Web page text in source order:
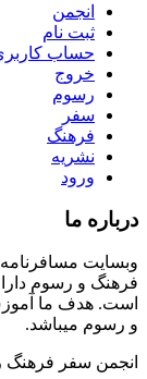
انجمن
ثبت نام
حساب
خروج
رسوم
سفر
فرهنگ
نشریه
ورود
درباره ما
وبسایت
فرهنگ و رسوم
است. هدف ما
و رسوم میباشد.
انجمن سفر